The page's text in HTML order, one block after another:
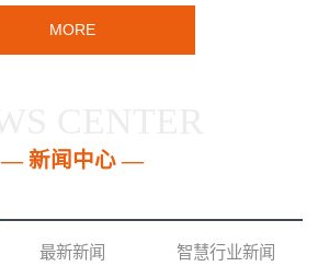
MORE
— 新闻中心 —
最新新闻 智慧行业新闻